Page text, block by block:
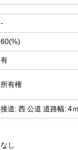
-
60(%)
有
所有権
接道: 西 公道 道路幅: 4ｍ
なし